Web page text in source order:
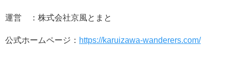
運営 ：株式会社京風とまと
公式ホームページ： https://karuizawa-wanderers.com/